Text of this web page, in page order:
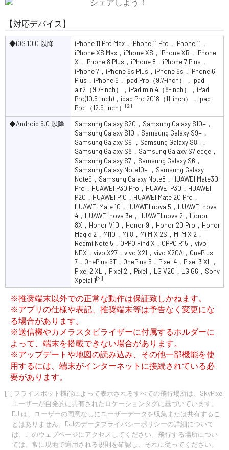
【対応デバイス】
◆iOS 10.0 以降
iPhone 11 Pro Max，iPhone 11 Pro，iPhone 11，
iPhone XS Max，iPhone XS，iPhone XR，iPhone
X，iPhone 8 Plus，iPhone 8，iPhone 7 Plus，
iPhone 7，iPhone 6s Plus，iPhone 6s，iPhone 6
Plus，iPhone 6，ipad Pro（9.7-inch），ipad
air2（9.7-inch），iPad mini4（8-inch），iPad
Pro(10.5-inch)，ipad Pro 2018（11-inch），ipad
Pro （12.9-inch）
[2]
◆Android 6.0 以降
Samsung Galaxy S20，Samsung Galaxy S10+，
Samsung Galaxy S10，Samsung Galaxy S9+，
Samsung Galaxy S9 ，Samsung Galaxy S8+，
Samsung Galaxy S8，Samsung Galaxy S7 edge，
Samsung Galaxy S7，Samsung Galaxy S6，
Samsung Galaxy Note10+ ，Samsung Galaxy
Note9，Samsung Galaxy Note8，HUAWEI Mate30
Pro，HUAWEI P30 Pro，HUAWEI P30，HUAWEI
P20，HUAWEI P10，HUAWEI Mate 20 Pro，
HUAWEI Mate 10，HUAWEI nova 5，HUAWEI nova
4，HUAWEI nova 3e，HUAWEI nova 2，Honor
8X，Honor V10，Honor 9，Honor 20 Pro，Honor
Magic 2，MI10，Mi 8，Mi MIX 2S，Mi MIX 2，
Redmi Note 5，OPPO Find X，OPPO R15，vivo
NEX，vivo X27，vivo X21，vivo X20A，OnePlus
7，OnePlus 6T，OnePlus 5，Pixel 4，Pixel 3 XL，
Pixel 2 XL，Pixel 2，Pixel，LG V20，LG G6，Sony
Xpeial 1[2]
※推奨端末以外での正常な動作は保証致しかねます。
※アプリの仕様や表記、推奨端末等は予告なく変更にな
る場合があります。
※送信機やカメラスタビライザーに付属するホルダーに
よって、端末を搭載できない場合があります。
※アップデートや地図の読み込み、その他一部機能を使
用するには、端末がインターネットに接続されている必
要があります。
[1] フライスポット機能によって表示されるすべての飛行場所は、SkyPixel
ユーザーが自発的に共有されたロケーションタグに基づいています。
DJIは、ユーザーの同意なしにユーザーデータを収集または共有するこ
とはありません。DJIのデータプライバシーポリシーの詳細について
は、このウェブページにアクセスしてください。飛行する場所につい
ては、常に現地で適用される規則を確認し、それに従ってください。